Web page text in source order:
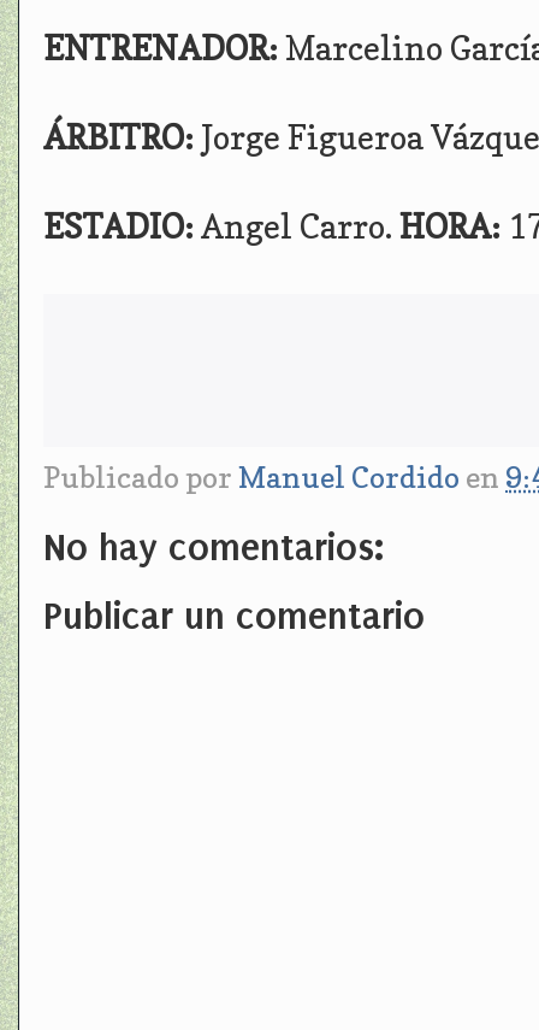
ENTRENADOR: Marcelino
ÁRBITRO: Jorge Figueroa
ESTADIO: Angel Carro. HORA:
Publicado por Manuel Cordido en
No hay comentarios:
Publicar un comentario